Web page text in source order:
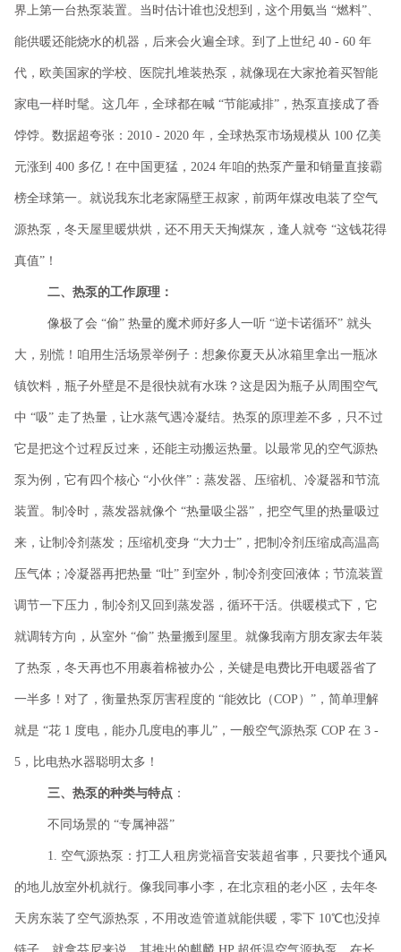
界上第一台热泵装置。当时估计谁也没想到，这个用氨当 “燃料”、
能供暖还能烧水的机器，后来会火遍全球。到了上世纪 40 - 60 年
代，欧美国家的学校、医院扎堆装热泵，就像现在大家抢着买智能
家电一样时髦。这几年，全球都在喊 “节能减排”，热泵直接成了香
饽饽。数据超夸张：2010 - 2020 年，全球热泵市场规模从 100 亿美
元涨到 400 多亿！在中国更猛，2024 年咱的热泵产量和销量直接霸
榜全球第一。就说我东北老家隔壁王叔家，前两年煤改电装了空气
源热泵，冬天屋里暖烘烘，还不用天天掏煤灰，逢人就夸 “这钱花得
真值”！
二、热泵的工作原理：
像极了会 “偷” 热量的魔术师好多人一听 “逆卡诺循环” 就头
大，别慌！咱用生活场景举例子：想象你夏天从冰箱里拿出一瓶冰
镇饮料，瓶子外壁是不是很快就有水珠？这是因为瓶子从周围空气
中 “吸” 走了热量，让水蒸气遇冷凝结。热泵的原理差不多，只不过
它是把这个过程反过来，还能主动搬运热量。以最常见的空气源热
泵为例，它有四个核心 “小伙伴”：蒸发器、压缩机、冷凝器和节流
装置。制冷时，蒸发器就像个 “热量吸尘器”，把空气里的热量吸过
来，让制冷剂蒸发；压缩机变身 “大力士”，把制冷剂压缩成高温高
压气体；冷凝器再把热量 “吐” 到室外，制冷剂变回液体；节流装置
调节一下压力，制冷剂又回到蒸发器，循环干活。供暖模式下，它
就调转方向，从室外 “偷” 热量搬到屋里。就像我南方朋友家去年装
了热泵，冬天再也不用裹着棉被办公，关键是电费比开电暖器省了
一半多！对了，衡量热泵厉害程度的 “能效比（COP）”，简单理解
就是 “花 1 度电，能办几度电的事儿”，一般空气源热泵 COP 在 3 -
5，比电热水器聪明太多！
三、热泵的种类与特点 ：
不同场景的 “专属神器”
1. 空气源热泵：打工人租房党福音安装超省事，只要找个通风
的地儿放室外机就行。像我同事小李，在北京租的老小区，去年冬
天房东装了空气源热泵，不用改造管道就能供暖，零下 10℃也没掉